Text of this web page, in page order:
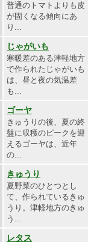
普通のトマトよりも皮
が固くなる傾向にあ
り...
じゃがいも
寒暖差のある津軽地方
で作られたじゃがいも
は、昼と夜の気温差
も...
ゴーヤ
きゅうりの後、夏の終
盤に収穫のピークを迎
えるゴーヤは、近年
の...
きゅうり
夏野菜のひとつとし
て、作られているきゅ
うり。津軽地方のきゅ
う...
レタス